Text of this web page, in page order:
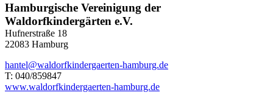
Hamburgische Vereinigung der
Waldorfkindergärten e.V.
Hufnerstraße 18
22083 Hamburg
hantel@waldorfkindergaerten-hamburg.de
T: 040/859847
www.waldorfkindergaerten-hamburg.de